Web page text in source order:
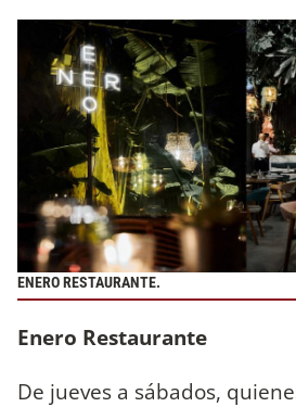
ENERO RESTAURANTE.
Enero Restaurante
De jueves a sábados,